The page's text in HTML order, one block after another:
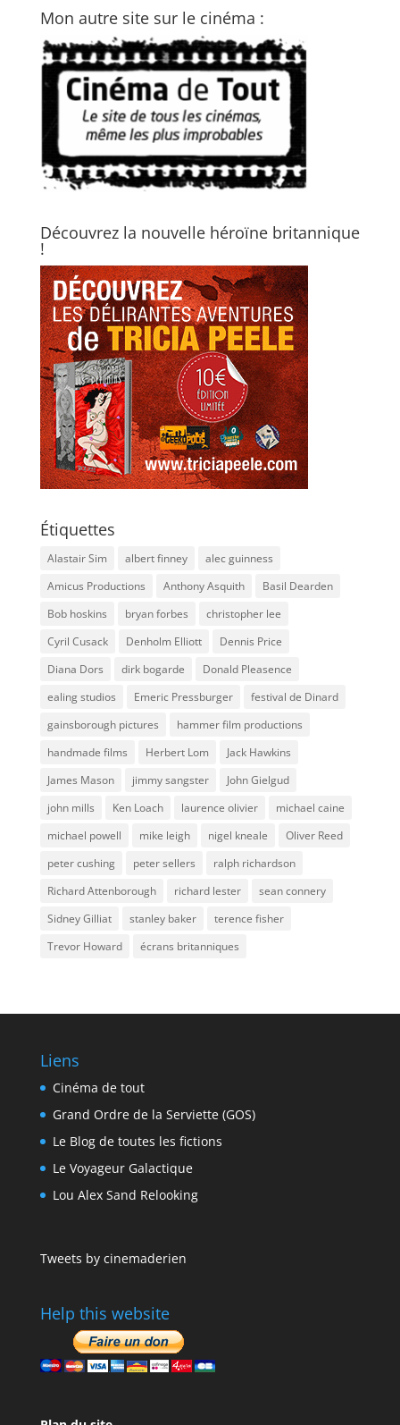
Mon autre site sur le cinéma :
Découvrez la nouvelle héroïne britannique
!
Étiquettes
Alastair Sim albert finney
alec guinness
Amicus Productions
Anthony Asquith
Basil Dearden
Bob hoskins
bryan forbes
christopher lee
Cyril Cusack
Denholm Elliott
Dennis Price
Diana Dors
dirk bogarde
Donald Pleasence
ealing studios
Emeric Pressburger
festival de Dinard
gainsborough pictures
hammer film productions
handmade films
Herbert Lom
Jack Hawkins
James Mason
jimmy sangster
John Gielgud
john mills
Ken Loach laurence olivier
michael caine
michael powell
mike leigh nigel kneale
Oliver Reed
peter cushing
peter sellers
ralph richardson
Richard Attenborough
richard lester
sean connery
Sidney Gilliat
stanley baker
terence fisher
Trevor Howard
écrans britanniques
Liens
Cinéma de tout
Grand Ordre de la Serviette (GOS)
Le Blog de toutes les fictions
Le Voyageur Galactique
Lou Alex Sand Relooking
Tweets by cinemaderien
Help this website